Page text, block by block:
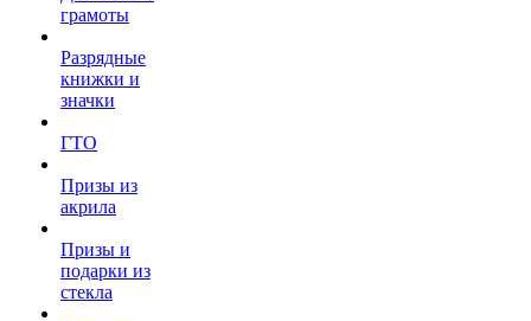
грамоты
Разрядные
книжки и
значки
ГТО
Призы из
акрила
Призы и
подарки из
стекла